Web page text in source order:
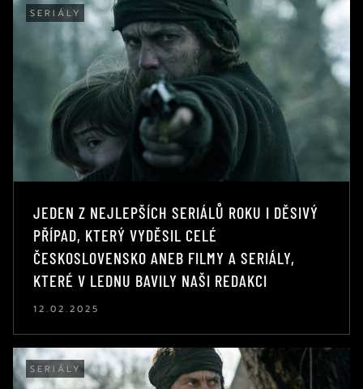
SERIÁLY
JEDEN Z NEJLEPŠÍCH SERIÁLŮ ROKU I DĚSIVÝ
PŘÍPAD, KTERÝ VYDĚSIL CELÉ
ČESKOSLOVENSKO ANEB FILMY A SERIÁLY,
KTERÉ V LEDNU BAVILY NAŠI REDAKCI
12.02.2025
SERIÁLY